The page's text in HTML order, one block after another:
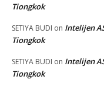
Tiongkok
SETIYA BUDI on Intelijen
Tiongkok
SETIYA BUDI on Intelijen
Tiongkok